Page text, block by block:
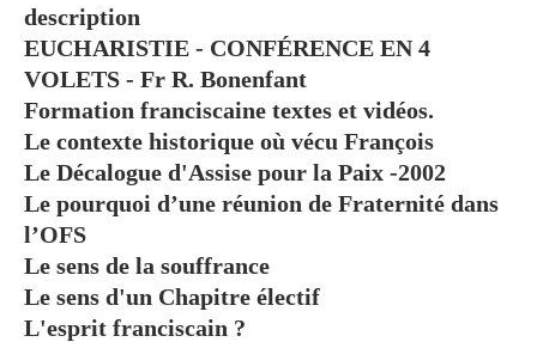
description
EUCHARISTIE - CONFÉRENCE EN 4
VOLETS - Fr R. Bonenfant
Formation franciscaine textes et vidéos.
Le contexte historique où vécu François
Le Décalogue d'Assise pour la Paix -2002
Le pourquoi d’une réunion de Fraternité dans
l’OFS
Le sens de la souffrance
Le sens d'un Chapitre électif
L'esprit franciscain ?